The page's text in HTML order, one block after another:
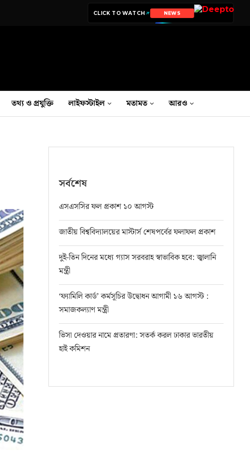
CLICK TO WATCH NEWS
তথ‍্য ও প্রযুক্তি লাইফস্টাইল মতামত আরও
সর্বশেষ
এসএসসির ফল প্রকাশ ১০ আগস্ট
জাতীয় বিশ্ববিদ্যালয়ের মাস্টার্স শেষপর্বের ফলাফল প্রকাশ
দুই-তিন দিনের মধ্যে গ্যাস সরবরাহ স্বাভাবিক হবে: জ্বালানি
মন্ত্রী
‘ফ্যামিলি কার্ড’ কর্মসূচির উদ্বোধন আগামী ১৬ আগস্ট :
সমাজকল্যাণ মন্ত্রী
ভিসা দেওয়ার নামে প্রতারণা: সতর্ক করল ঢাকার ভারতীয়
হাই কমিশন